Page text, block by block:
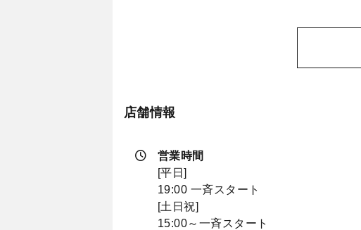
店舗情報
営業時間
[平日]
19:00 一斉スタート
[土日祝]
15:00～一斉スタート